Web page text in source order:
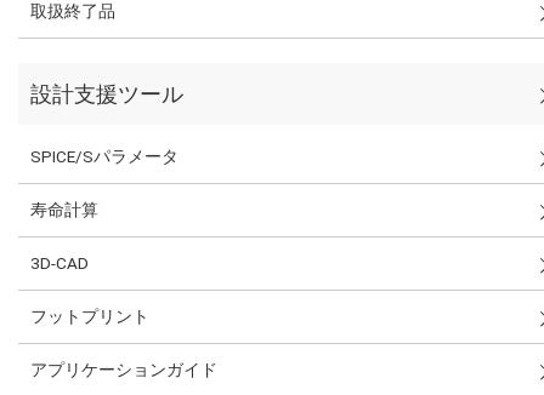
取扱終了品
設計支援ツール
SPICE/Sパラメータ
寿命計算
3D-CAD
フットプリント
アプリケーションガイド